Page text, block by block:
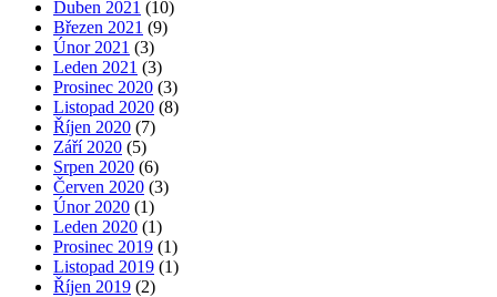
Duben 2021 (10)
Březen 2021 (9)
Únor 2021 (3)
Leden 2021 (3)
Prosinec 2020 (3)
Listopad 2020 (8)
Říjen 2020 (7)
Září 2020 (5)
Srpen 2020 (6)
Červen 2020 (3)
Únor 2020 (1)
Leden 2020 (1)
Prosinec 2019 (1)
Listopad 2019 (1)
Říjen 2019 (2)